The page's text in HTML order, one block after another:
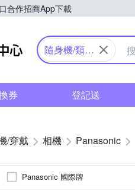
合作招商App下載
Yahoo購物中心
隨身機/類單
券 登記送
/穿戴 相機 Panasonic
Panasonic 國際牌